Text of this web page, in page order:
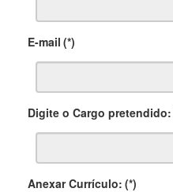
E-mail (*)
Digite o Cargo pretendido:
Anexar Currículo: (*)